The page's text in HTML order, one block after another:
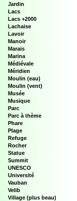
Jardin
Lacs
Lacs +2000
Lachaise
Lavoir
Manoir
Marais
Marina
Médiévale
Méridien
Moulin (eau)
Moulin (vent)
Musée
Musique
Parc
Parc à thème
Phare
Plage
Refuge
Rocher
Statue
Summit
UNESCO
Université
Vauban
Velib
Village (plus beau)